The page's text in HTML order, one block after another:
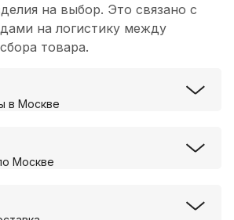
на выбор. Это связано с
на логистику между
товара.
в Москве
Москве